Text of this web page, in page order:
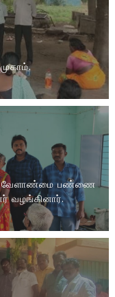
வேளாண்மை பண்ணை
வழங்கினார்.